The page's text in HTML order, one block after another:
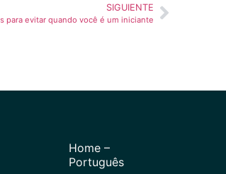
SIGUIENTE
para evitar quando você é um iniciante
Home –
Português